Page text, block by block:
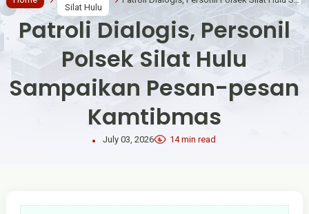
Silat Hulu
Patroli Dialogis, Personil
Polsek Silat Hulu
Sampaikan Pesan-pesan
Kamtibmas
July 03, 2026 14 min read